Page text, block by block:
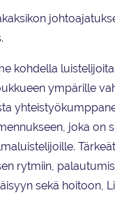
kohdella
ympärille
joka on
rytmiin,
sekä hoitoon,